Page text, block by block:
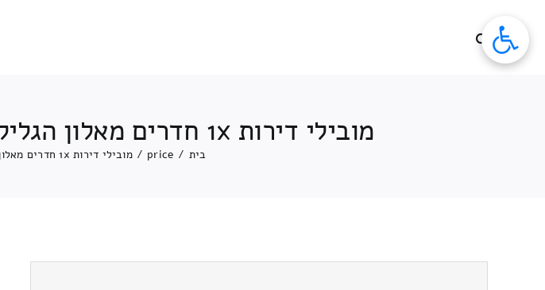
מובילי דירות 1x חדרים מאלון הגליל ← לעין זיוון כולל פירוק והרכבה
בית /
price
/ מובילי דירות 1x חדרים מאלון הגליל ← לעין זיוון כולל פירוק והרכבה